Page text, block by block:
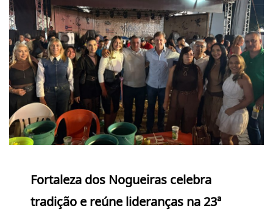
Fortaleza dos Nogueiras celebra
tradição e reúne lideranças na 23ª